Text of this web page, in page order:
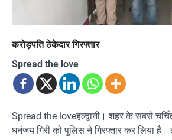
करोड़पति ठेकेदार गिरफ्तार
Spread the love
Spread the loveहल्द्वानी। शहर के सबसे
धनंजय गिरी को पुलिस ने गिरफ्तार कर लिया